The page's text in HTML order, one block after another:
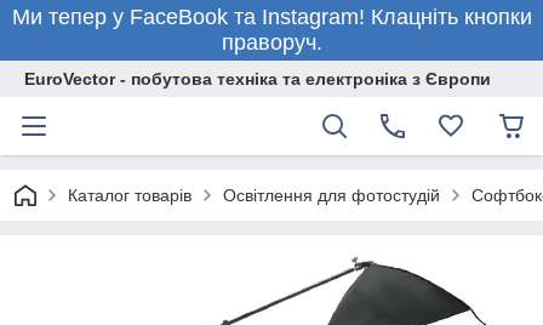
Ми тепер у FaceBook та Instagram! Клацніть кнопки
праворуч.
EuroVector - побутова техніка та електроніка з Європи
Каталог товарів Освітлення для фотостудій